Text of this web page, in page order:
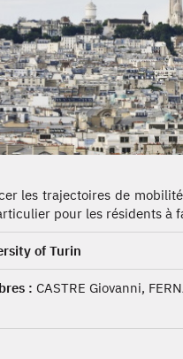
les trajectoires de
pour les résidents à
of Turin
: CASTRE Giovanni,